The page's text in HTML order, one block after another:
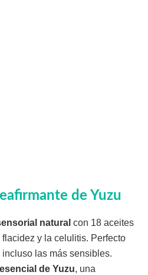
de Yuzu
natural con 18 aceites
y la celulitis. Perfecto
incluso las más sensibles.
de Yuzu, una